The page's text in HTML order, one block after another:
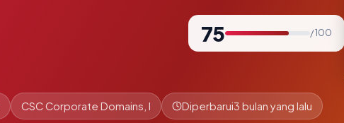
75 / 100
CSC Corporate Domains, I Diperbarui3 bulan yang lalu